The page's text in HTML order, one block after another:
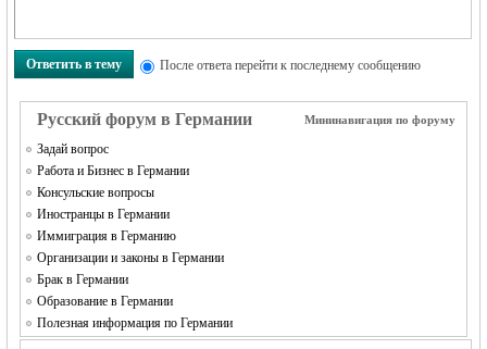
RUОтветить в тему После ответа перейти к последнему сообщению
Русский форум в Германии Мининавигация по форуму
Задай вопрос
Работа и Бизнес в Германии
Консульские вопросы
Иностранцы в Германии
Иммиграция в Германию
Организации и законы в Германии
Брак в Германии
Образование в Германии
Полезная информация по Германии